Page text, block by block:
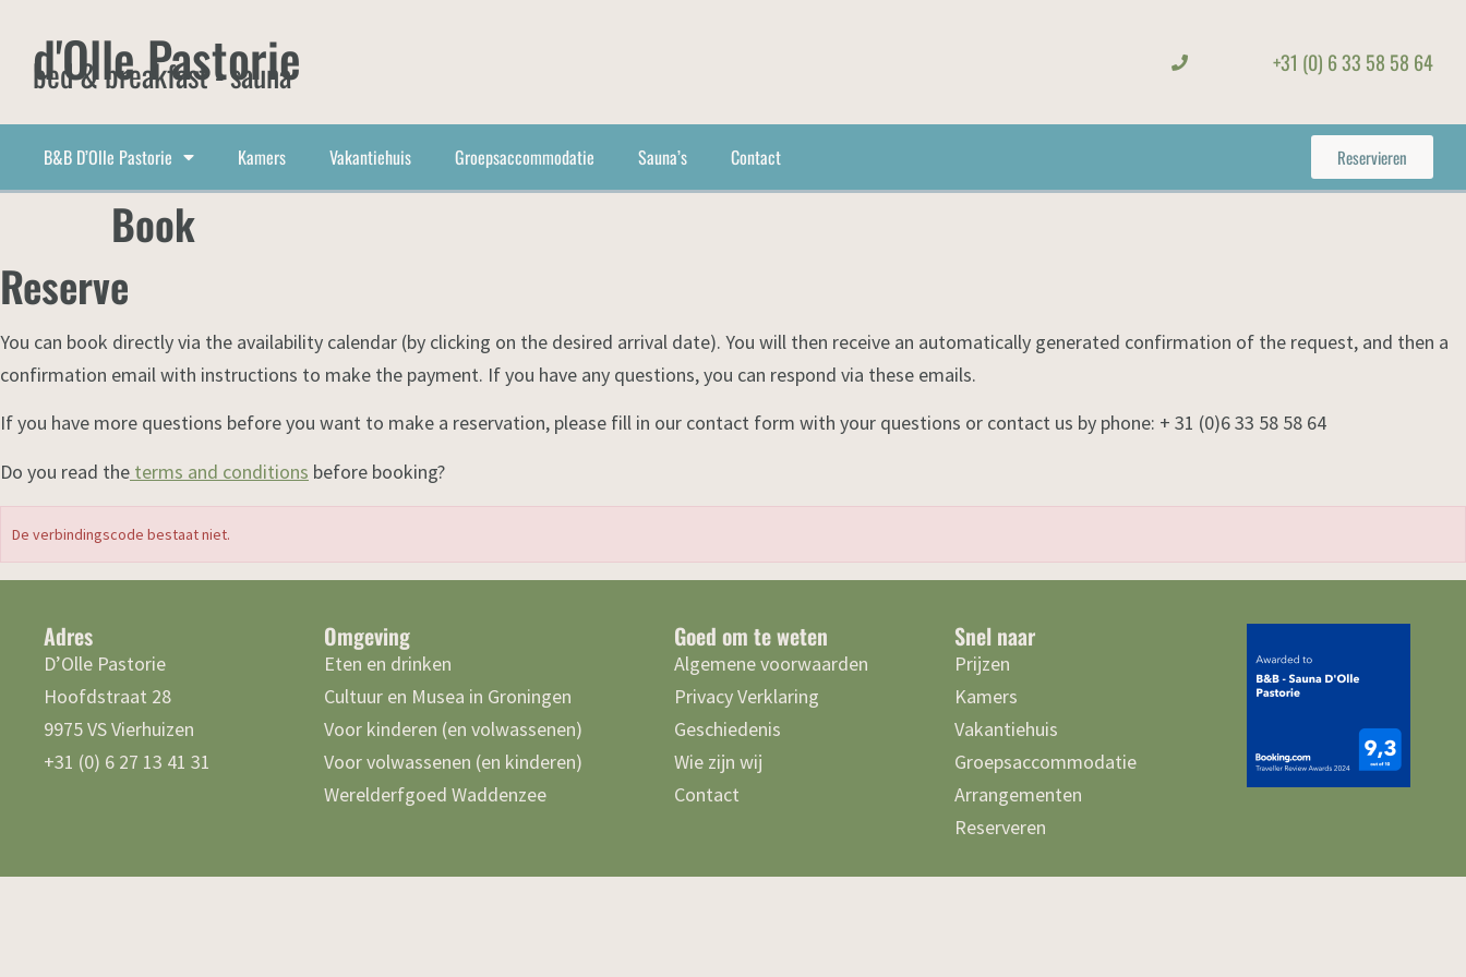
d'Olle Pastorie
bed & breakfast - sauna +31 (0) 6 33 58 58 64
B&B D’Olle Pastorie Kamers Vakantiehuis Groepsaccommodatie Sauna’s Contact Reservieren
Book
Reserve
You can book directly via the availability calendar (by clicking on the desired arrival date). You will then receive an automatically generated confirmation of the request, and then a
confirmation email with instructions to make the payment. If you have any questions, you can respond via these emails.
If you have more questions before you want to make a reservation, please fill in our contact form with your questions or contact us by phone: + 31 (0)6 33 58 58 64
Do you read the terms and conditions before booking?
De verbindingscode bestaat niet.
Adres
D’Olle Pastorie
Hoofdstraat 28
9975 VS Vierhuizen
+31 (0) 6 27 13 41 31
Omgeving
Eten en drinken
Cultuur en Musea in Groningen
Voor kinderen (en volwassenen)
Voor volwassenen (en kinderen)
Werelderfgoed Waddenzee
Goed om te weten
Algemene voorwaarden
Privacy Verklaring
Geschiedenis
Wie zijn wij
Contact
Snel naar
Prijzen
Kamers
Vakantiehuis
Groepsaccommodatie
Arrangementen
Reserveren